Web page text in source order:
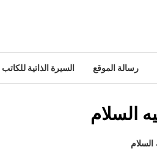
رسالة الموقع السيرة الذاتية للكاتب
السلام